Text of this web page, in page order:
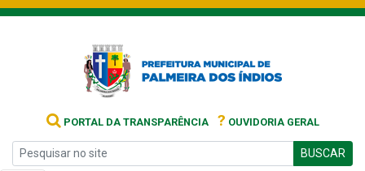
PORTAL DA TRANSPARÊNCIA ? OUVIDORIA GERAL
BUSCAR